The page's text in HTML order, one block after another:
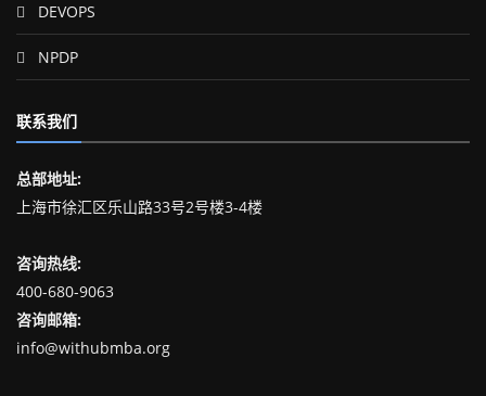
DEVOPS
NPDP
联系我们
总部地址:
上海市徐汇区乐山路33号2号楼3-4楼
咨询热线:
400-680-9063
咨询邮箱:
info@withubmba.org